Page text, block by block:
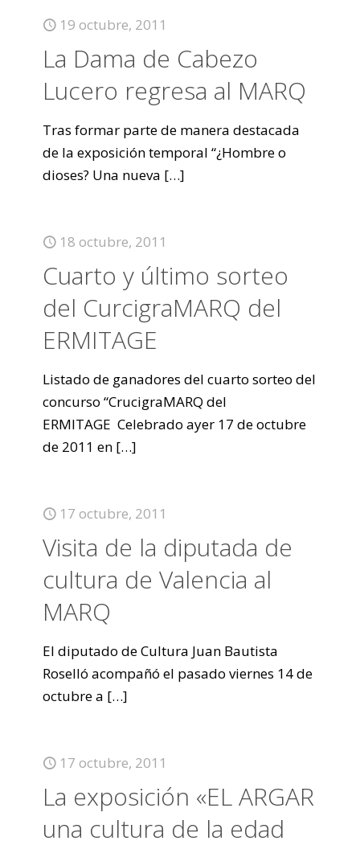
19 octubre, 2011
La Dama de Cabezo
Lucero regresa al MARQ
Tras formar parte de manera destacada
de la exposición temporal “¿Hombre o
dioses? Una nueva […]
18 octubre, 2011
Cuarto y último sorteo
del CurcigraMARQ del
ERMITAGE
Listado de ganadores del cuarto sorteo del
concurso “CrucigraMARQ del
ERMITAGE Celebrado ayer 17 de octubre
de 2011 en […]
17 octubre, 2011
Visita de la diputada de
cultura de Valencia al
MARQ
El diputado de Cultura Juan Bautista
Roselló acompañó el pasado viernes 14 de
octubre a […]
17 octubre, 2011
La exposición «EL ARGAR
una cultura de la edad